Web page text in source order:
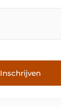
Inschrijven